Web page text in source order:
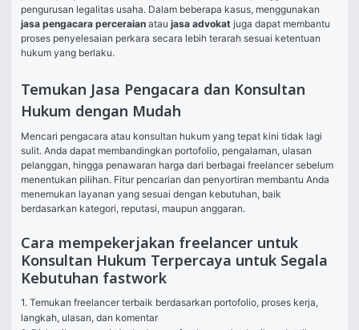
jasa pengacara perceraian atau jasa advokat juga dapat membantu
proses penyelesaian perkara secara lebih terarah sesuai ketentuan
hukum yang berlaku.
Temukan Jasa Pengacara dan Konsultan
Hukum dengan Mudah
Mencari pengacara atau konsultan hukum yang tepat kini tidak lagi
sulit. Anda dapat membandingkan portofolio, pengalaman, ulasan
pelanggan, hingga penawaran harga dari berbagai freelancer sebelum
menentukan pilihan. Fitur pencarian dan penyortiran membantu Anda
menemukan layanan yang sesuai dengan kebutuhan, baik
berdasarkan kategori, reputasi, maupun anggaran.
Cara mempekerjakan freelancer untuk
Konsultan Hukum Terpercaya untuk Segala
Kebutuhan fastwork
1. Temukan freelancer terbaik berdasarkan portofolio, proses kerja,
langkah, ulasan, dan komentar